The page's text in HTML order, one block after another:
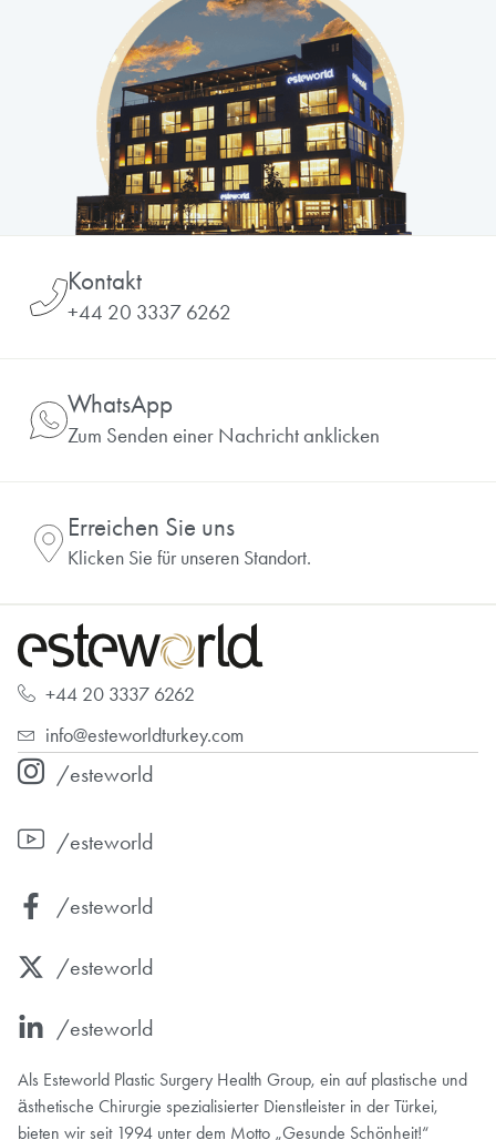
Kontakt
+44 20 3337 6262
WhatsApp
Zum Senden einer Nachricht anklicken
Erreichen Sie uns
Klicken Sie für unseren Standort.
+44 20 3337 6262
info@esteworldturkey.com
/esteworld
/esteworld
/esteworld
/esteworld
/esteworld
Als Esteworld Plastic Surgery Health Group, ein auf plastische und
ästhetische Chirurgie spezialisierter Dienstleister in der Türkei,
bieten wir seit 1994 unter dem Motto „Gesunde Schönheit!“